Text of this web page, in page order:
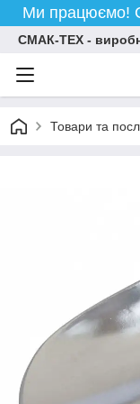
Ми працюємо!
СМАК-ТЕХ -
Товари та